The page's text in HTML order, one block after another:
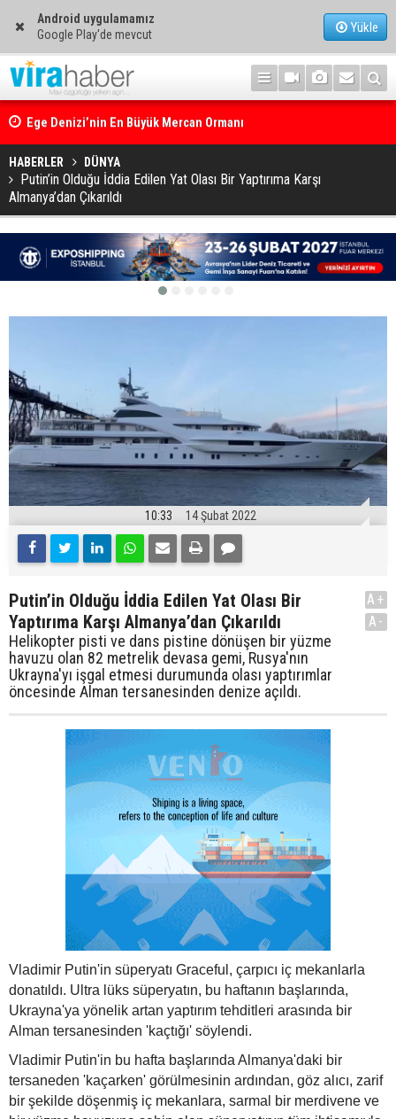
Android uygulamamız
Google Play'de mevcut
Yükle
Ege Denizi’nin En Büyük Mercan Ormanı
HABERLER DÜNYA
Putin’in Olduğu İddia Edilen Yat Olası Bir Yaptırıma Karşı
Almanya’dan Çıkarıldı
10:33 14 Şubat 2022
Putin’in Olduğu İddia Edilen Yat Olası Bir
Yaptırıma Karşı Almanya’dan Çıkarıldı
Helikopter pisti ve dans pistine dönüşen bir yüzme
havuzu olan 82 metrelik devasa gemi, Rusya'nın
Ukrayna'yı işgal etmesi durumunda olası yaptırımlar
öncesinde Alman tersanesinden denize açıldı.
A+
A-
Vladimir Putin'in süperyatı Graceful, çarpıcı iç mekanlarla
donatıldı. Ultra lüks süperyatın, bu haftanın başlarında,
Ukrayna'ya yönelik artan yaptırım tehditleri arasında bir
Alman tersanesinden 'kaçtığı' söylendi.
Vladimir Putin'in bu hafta başlarında Almanya'daki bir
tersaneden 'kaçarken' görülmesinin ardından, göz alıcı, zarif
bir şekilde döşenmiş iç mekanlara, sarmal bir merdivene ve